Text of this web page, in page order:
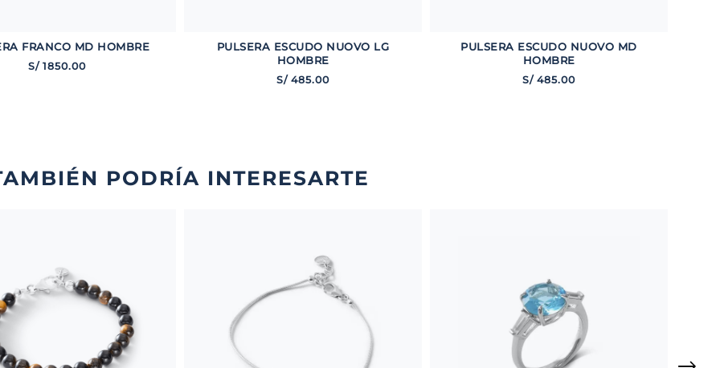
FRANCO MD HOMBRE
S/ 1850.00
PULSERA ESCUDO NUOVO LG
HOMBRE
S/ 485.00
PULSERA ESCUDO NUOVO MD
HOMBRE
S/ 485.00
PODRÍA INTERESARTE